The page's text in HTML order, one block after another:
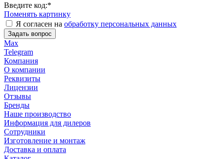
Введите код:*
Поменять картинку
Я согласен на обработку персональных данных
Задать вопрос
Max
Telegram
Компания
О компании
Реквизиты
Лицензии
Отзывы
Бренды
Наше производство
Информация для дилеров
Сотрудники
Изготовление и монтаж
Доставка и оплата